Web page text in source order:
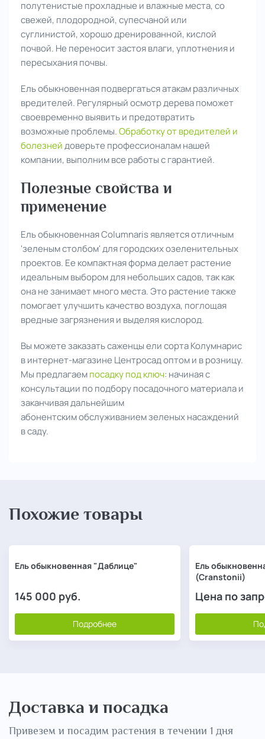
полутенистые прохладные и влажные места, со
свежей, плодородной, супесчаной или
суглинистой, хорошо дренированной, кислой
почвой. Не переносит застоя влаги, уплотнения и
пересыхания почвы.
Ель обыкновенная подвергаться атакам различных
вредителей. Регулярный осмотр дерева поможет
своевременно выявить и предотвратить
возможные проблемы.Обработку от вредителей и
болезнейдоверьте профессионалам нашей
компании, выполним все работы с гарантией.
Полезные свойства и
применение
Ель обыкновенная Columnaris является отличным
'зеленым столбом' для городских озеленительных
проектов. Ее компактная форма делает растение
идеальным выбором для небольших садов, так как
она не занимает много места. Это растение также
помогает улучшить качество воздуха, поглощая
вредные загрязнения и выделяя кислород.
Вы можете заказать саженцы ели сорта Колумнарис
в интернет-магазине Центросад оптом и в розницу.
Мы предлагаемпосадку под ключ: начиная с
консультации по подбору посадочного материала и
заканчивая дальнейшим
абонентским обслуживанием зеленых насаждений
в саду.
Похожие товары
Ель обыкновенная "Даблице"
145 000 руб.
Подробнее
Ель
(Cranstonii)
Цена по
Доставка и посадка
Привезем и посадим растения в течении 1 дня